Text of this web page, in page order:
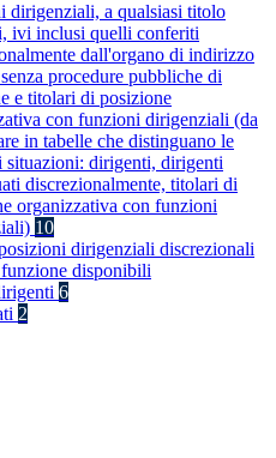
dirigenziali, a qualsiasi titolo
ivi inclusi quelli conferiti
dall'organo di indirizzo
procedure pubbliche di
e titolari di posizione
con funzioni dirigenziali (da
in tabelle che distinguano le
situazioni: dirigenti, dirigenti
discrezionalmente, titolari di
organizzativa con funzioni
10
dirigenziali discrezionali
disponibili
6
2